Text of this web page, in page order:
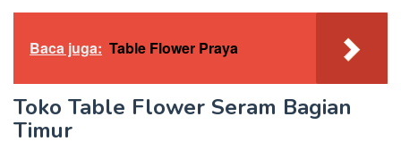
Baca juga: Table Flower Praya
Toko Table Flower Seram Bagian
Timur